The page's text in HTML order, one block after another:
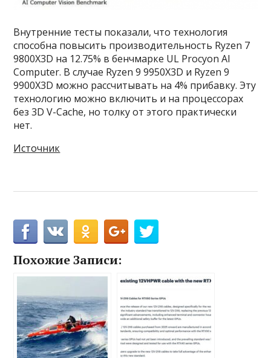
Внутренние тесты показали, что технология
способна повысить производительность Ryzen 7
9800X3D на 12.75% в бенчмарке UL Procyon AI
Computer. В случае Ryzen 9 9950X3D и Ryzen 9
9900X3D можно рассчитывать на 4% прибавку. Эту
технологию можно включить и на процессорах
без 3D V-Cache, но толку от этого практически
нет.
Источник
Похожие Записи: